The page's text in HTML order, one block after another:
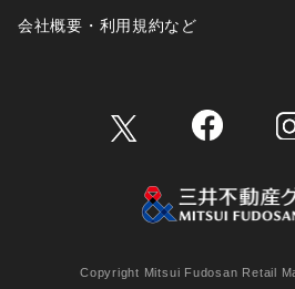
会社概要・利用規約など
Copyright Mitsui Fudosan Retail